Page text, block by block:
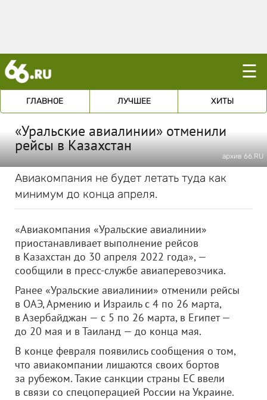
☰
ГЛАВНОЕ ЛУЧШЕЕ ХИТЫ
«Уральские авиалинии» отменили
рейсы в Казахстан
архив 66.RU
Авиакомпания не будет летать туда как
минимум до конца апреля.
«Авиакомпания «Уральские авиалинии»
приостанавливает выполнение рейсов
в Казахстан до 30 апреля 2022 года», —
сообщили в пресс-службе авиаперевозчика.
Ранее «Уральские авиалинии» отменили рейсы
в ОАЭ, Армению и Израиль с 4 по 26 марта,
в Азербайджан — с 5 по 26 марта, в Египет —
до 20 мая и в Таиланд — до конца мая.
В конце февраля появились сообщения о том,
что авиакомпании лишаются своих бортов
за рубежом. Такие санкции страны ЕС ввели
в связи со спецоперацией России на Украине.